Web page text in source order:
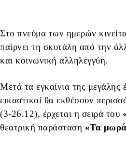
Στο πνεύμα των ημερών
παίρνει τη σκυτάλη από την
και κοινωνική αλληλεγγύη.
Μετά τα εγκαίνια της
εικαστικοί θα εκθέσουν
(3-26.12), έρχεται η σειρά του
θεατρική παράσταση «Τα μωρά